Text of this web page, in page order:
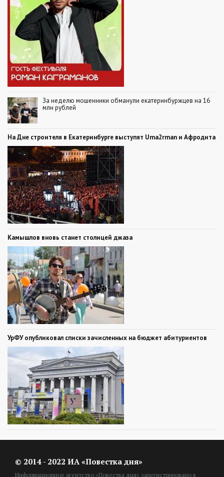
За неделю мошенники обманули екатеринбуржцев на 16
млн рублей
На Дне строителя в Екатеринбурге выступят Uma2rman и Афродита
Камышлов вновь станет столицей джаза
УрФУ опубликовал списки зачисленных на бюджет абитуриентов
© 2014 - 2022 ИА «Повестка дня»
Информационное агентство «Повестка дня» зарегистрировано в